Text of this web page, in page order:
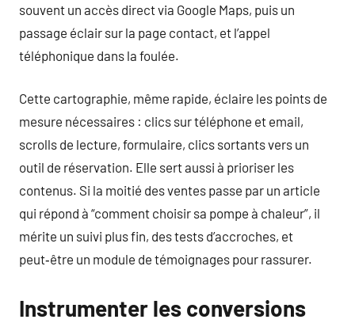
souvent un accès direct via Google Maps, puis un
passage éclair sur la page contact, et l’appel
téléphonique dans la foulée.
Cette cartographie, même rapide, éclaire les points de
mesure nécessaires : clics sur téléphone et email,
scrolls de lecture, formulaire, clics sortants vers un
outil de réservation. Elle sert aussi à prioriser les
contenus. Si la moitié des ventes passe par un article
qui répond à “comment choisir sa pompe à chaleur”, il
mérite un suivi plus fin, des tests d’accroches, et
peut‑être un module de témoignages pour rassurer.
Instrumenter les conversions